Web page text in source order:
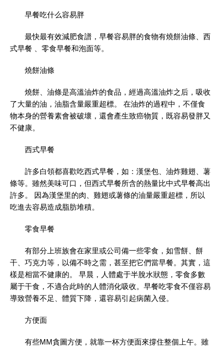
早餐吃什么容易胖
最快最有效減肥食譜，早餐容易胖的食物有燒餅油條、西
式早餐 、零食早餐和泡面等。
燒餅油條
燒餅、油條是高溫油炸的食品，經過高溫油炸之后，吸收
了大量的油，油脂含量嚴重超標。 在油炸的過程中，不僅食
物本身的營養素會被破壞，還會產生致癌物質，既容易發胖又
不健康。
西式早餐
許多白領都喜歡吃西式早餐，如：漢堡包、油炸雞翅、薯
條等。雖然美味可口，但西式早餐所含的熱量比中式早餐高出
許多。 因為漢堡里的肉、雞翅或薯條的油量嚴重超標，所以
吃進去容易造成脂肪堆積。
零食早餐
有部分上班族會在家里或公司備一些零食，如雪餅、餅
干、巧克力等，以備不時之需，甚至把它們當早餐。其實，這
樣是相當不健康的。 早晨，人體處于半脫水狀態，零食多數
屬于干食，不適合此時的人體消化吸收。早餐吃零食不僅容易
導致營養不足、體質下降，還容易引起病菌入侵。
方便面
有些MM貪圖方便，就靠一杯方便面來撐住整個上午。雖